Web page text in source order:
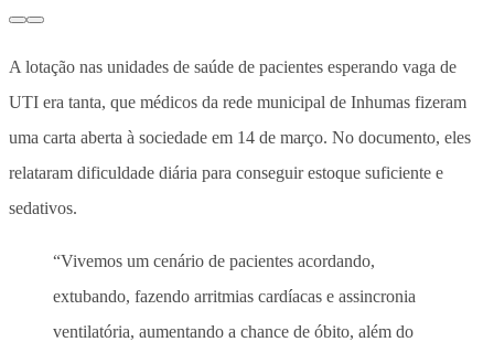
A lotação nas unidades de saúde de pacientes esperando vaga de
UTI era tanta, que médicos da rede municipal de Inhumas fizeram
uma carta aberta à sociedade em 14 de março. No documento, eles
relataram dificuldade diária para conseguir estoque suficiente e
sedativos.
“Vivemos um cenário de pacientes acordando,
extubando, fazendo arritmias cardíacas e assincronia
ventilatória, aumentando a chance de óbito, além do